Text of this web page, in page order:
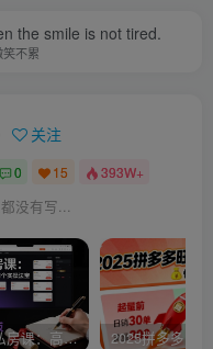
the smile is not tired.
不累
关注
0 15 393W+
没有写...
淘高客单私房课：高客单成交的3个核心基础，1个实操法宝